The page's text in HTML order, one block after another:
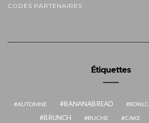
CODES PARTENAIRES
Étiquettes
AUTOMNE BANANABREAD
BRUNCH
BUCHE CAKE